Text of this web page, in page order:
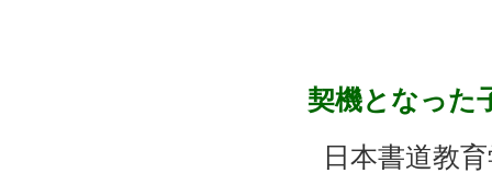
契機となった
日本書道教